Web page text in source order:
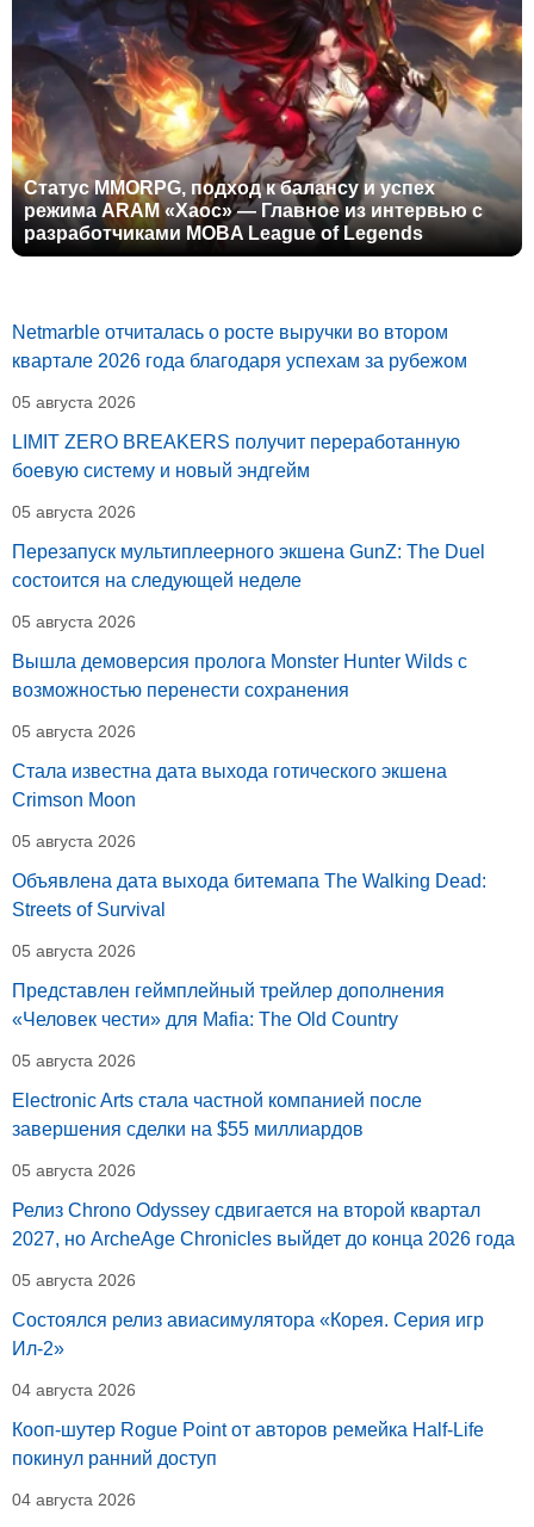
Статус MMORPG, подход к балансу и успех
режима ARAM «Хаос» — Главное из интервью с
разработчиками MOBA League of Legends
Netmarble отчиталась о росте выручки во втором
квартале 2026 года благодаря успехам за рубежом
05 августа 2026
LIMIT ZERO BREAKERS получит переработанную
боевую систему и новый эндгейм
05 августа 2026
Перезапуск мультиплеерного экшена GunZ: The Duel
состоится на следующей неделе
05 августа 2026
Вышла демоверсия пролога Monster Hunter Wilds с
возможностью перенести сохранения
05 августа 2026
Стала известна дата выхода готического экшена
Crimson Moon
05 августа 2026
Объявлена дата выхода битемапа The Walking Dead:
Streets of Survival
05 августа 2026
Представлен геймплейный трейлер дополнения
«Человек чести» для Mafia: The Old Country
05 августа 2026
Electronic Arts стала частной компанией после
завершения сделки на $55 миллиардов
05 августа 2026
Релиз Chrono Odyssey сдвигается на второй квартал
2027, но ArcheAge Chronicles выйдет до конца 2026 года
05 августа 2026
Состоялся релиз авиасимулятора «Корея. Серия игр
Ил-2»
04 августа 2026
Кооп-шутер Rogue Point от авторов ремейка Half-Life
покинул ранний доступ
04 августа 2026